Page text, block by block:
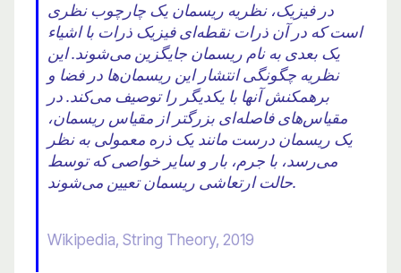
در فیزیک، نظریه ریسمان یک چارچوب نظری
است که در آن ذرات نقطه‌ای فیزیک ذرات با اشیاء
یک بعدی به نام ریسمان جایگزین می‌شوند. این
نظریه چگونگی انتشار این ریسمان‌ها در فضا و
برهمکنش آنها با یکدیگر را توصیف می‌کند. در
مقیاس‌های فاصله‌ای بزرگتر از مقیاس ریسمان،
یک ریسمان درست مانند یک ذره معمولی به نظر
می‌رسد، با جرم، بار و سایر خواصی که توسط
حالت ارتعاشی ریسمان تعیین می‌شوند.
Wikipedia, String Theory, 2019